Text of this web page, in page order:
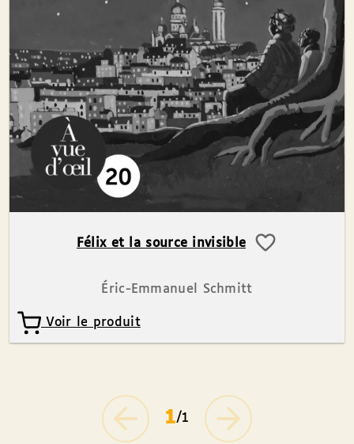
Félix et la source invisible
Éric-Emmanuel Schmitt
Voir le produit
1/1